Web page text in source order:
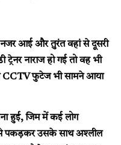
आई और तुरंत वहां से दूसरी
नाराज हो गई तो वह भी
CCTV फुटेज भी सामने आया
हुई, जिम में कई लोग
से पकड़कर उसके साथ अश्लील